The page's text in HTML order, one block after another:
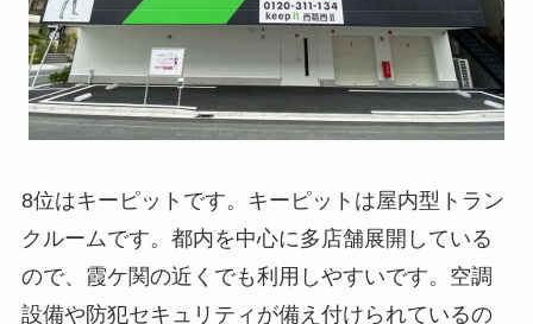
8位はキーピットです。キーピットは屋内型トラン
クルームです。都内を中心に多店舗展開している
ので、霞ケ関の近くでも利用しやすいです。空調
設備や防犯セキュリティが備え付けられているの